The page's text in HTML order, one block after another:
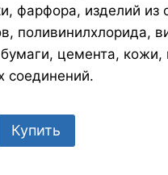
фарфора, изделий из
поливинилхлорида,
цемента,
соединений.
Купить